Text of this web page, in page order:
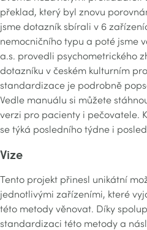
překlad, který byl znovu
jsme dotazník sbírali v 6
nemocničního typu a poté jsme
a.s. provedli psychometrického
dotazníku v českém kulturním
standardizace je podrobně
Vedle manuálu si můžete
verzi pro pacienty i pečovatele.
se týká posledního týdne i
Vize
Tento projekt přinesl unikátní
jednotlivými zařízeními, které
této metody věnovat. Díky
standardizaci této metody a